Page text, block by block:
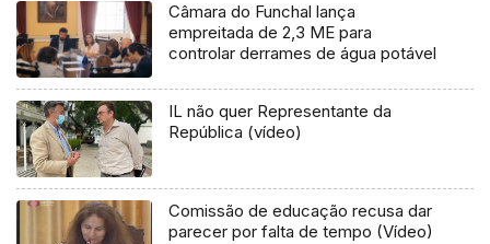
Câmara do Funchal lança
empreitada de 2,3 ME para
controlar derrames de água potável
IL não quer Representante da
República (vídeo)
Comissão de educação recusa dar
parecer por falta de tempo (Vídeo)